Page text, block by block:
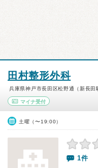
田村整形外科
兵庫県神戸市長田区松野通（新長田
マイナ受付
土曜（〜19:00）
1件